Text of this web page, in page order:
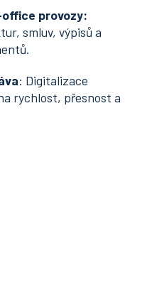
provozy:
smluv, výpisů a
: Digitalizace
rychlost, přesnost a